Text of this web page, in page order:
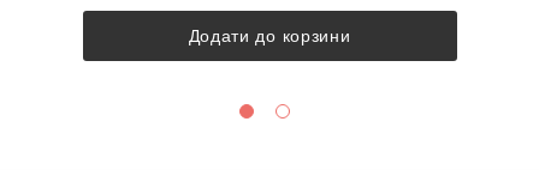
Додати до корзини